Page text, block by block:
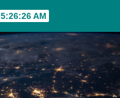
5:26:26 AM